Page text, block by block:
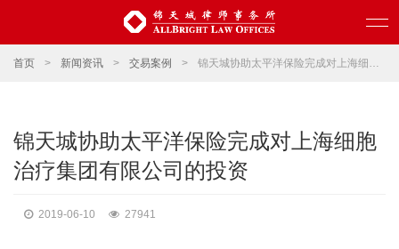
首页 > 新闻资讯 > 交易案例 > 锦天城协助太平洋保险完成对上海细胞治疗集团有限公司的投资
锦天城协助太平洋保险完成对上海细胞
治疗集团有限公司的投资
2019-06-10 27941